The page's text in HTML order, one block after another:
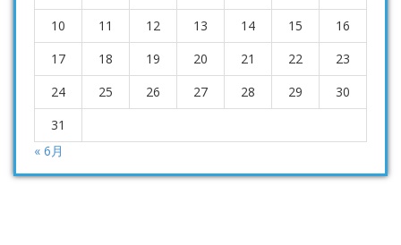
10
11 12 13 14 15
16
17
18 19 20 21 22
23
24
25 26 27 28 29
30
31
« 6月